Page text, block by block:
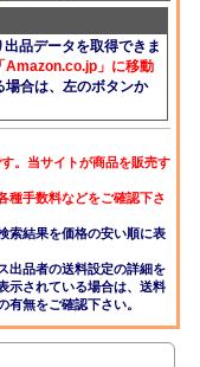
品データを取得できま
Amazon.co.jp」に移動
場合は、左のボタンか
。当サイトが商品を販売す
種手数料などをご確認下さ
索結果を価格の安い順に表
出品者の送料設定の詳細を
示されている場合は、送料
無をご確認下さい。